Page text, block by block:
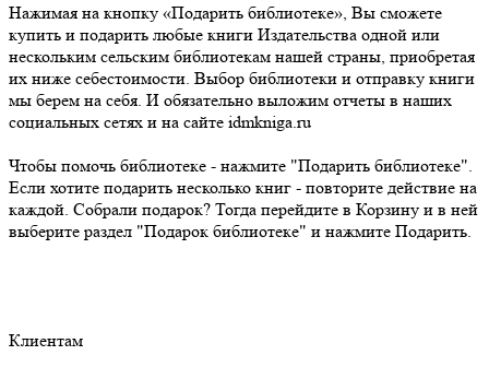
Нажимая на кнопку «Подарить библиотеке», Вы сможете
купить и подарить любые книги Издательства одной или
нескольким сельским библиотекам нашей страны, приобретая
их ниже себестоимости. Выбор библиотеки и отправку книги
мы берем на себя. И обязательно выложим отчеты в наших
социальных сетях и на сайте idmkniga.ru
Чтобы помочь библиотеке - нажмите "Подарить библиотеке".
Если хотите подарить несколько книг - повторите действие на
каждой. Собрали подарок? Тогда перейдите в Корзину и в ней
выберите раздел "Подарок библиотеке" и нажмите Подарить.
Клиентам